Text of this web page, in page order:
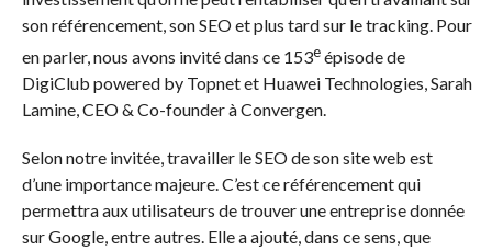
son référencement, son SEO et plus tard sur le tracking. Pour
en parler, nous avons invité dans ce 153eépisode de
DigiClub powered by Topnet et Huawei Technologies, Sarah
Lamine, CEO & Co-founder à Convergen.
Selon notre invitée, travailler le SEO de son site web est
d’une importance majeure. C’est ce référencement qui
permettra aux utilisateurs de trouver une entreprise donnée
sur Google, entre autres. Elle a ajouté, dans ce sens, que